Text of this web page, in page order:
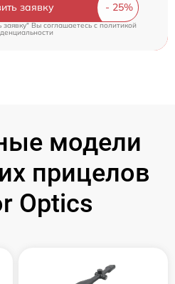
заявку
Вы соглашаетесь cполитикой
модели
прицелов
Optics